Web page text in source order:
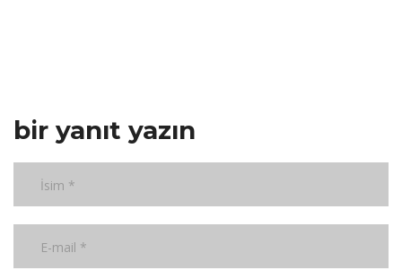
bir yanıt yazın